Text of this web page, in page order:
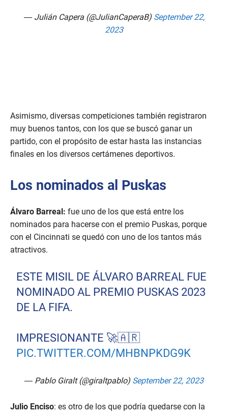
— Julián Capera (@JulianCaperaB) September 22,
2023
Asimismo, diversas competiciones también registraron
muy buenos tantos, con los que se buscó ganar un
partido, con el propósito de estar hasta las instancias
finales en los diversos certámenes deportivos.
Los nominados al Puskas
Álvaro Barreal: fue uno de los que está entre los
nominados para hacerse con el premio Puskas, porque
con el Cincinnati se quedó con uno de los tantos más
atractivos.
ESTE MISIL DE ÁLVARO BARREAL FUE
NOMINADO AL PREMIO PUSKAS 2023
DE LA FIFA.
IMPRESIONANTE 🚀🇦🇷
PIC.TWITTER.COM/MHBNPKDG9K
— Pablo Giralt (@giraltpablo) September 22, 2023
Julio Enciso: es otro de los que podría quedarse con la